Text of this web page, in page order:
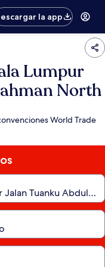
la app
Lumpur
North
World Trade